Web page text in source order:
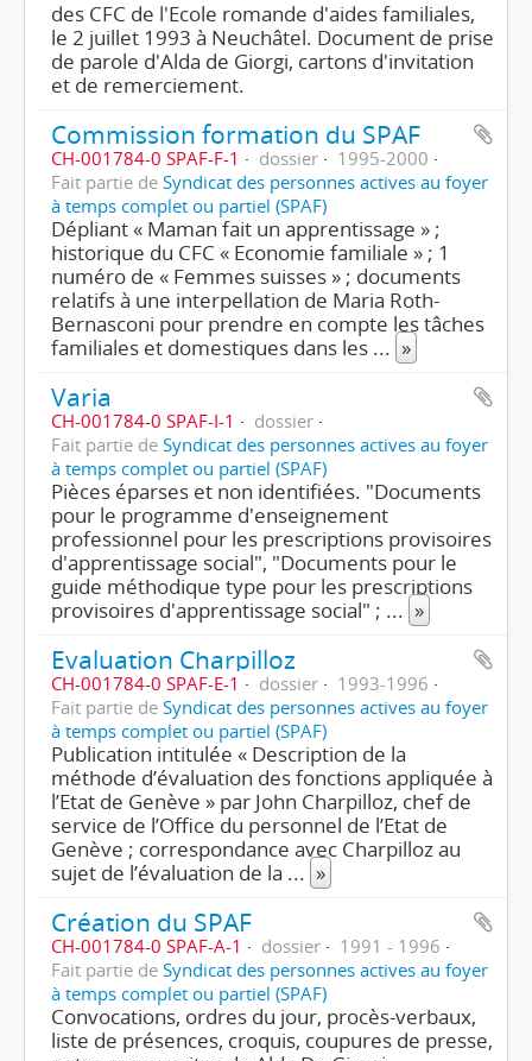
des CFC de l'Ecole romande d'aides familiales,
le 2 juillet 1993 à Neuchâtel. Document de prise
de parole d'Alda de Giorgi, cartons d'invitation
et de remerciement.
Commission formation du SPAF
CH-001784-0 SPAF-F-1 dossier
1995-2000
Fait partie de Syndicat des personnes actives au foyer
à temps complet ou partiel (SPAF)
Dépliant « Maman fait un apprentissage » ;
historique du CFC « Economie familiale » ; 1
numéro de « Femmes suisses » ; documents
relatifs à une interpellation de Maria Roth-
Bernasconi pour prendre en compte les tâches
familiales et domestiques dans les ... »
Varia
CH-001784-0 SPAF-I-1
dossier
Fait partie de Syndicat des personnes actives au foyer
à temps complet ou partiel (SPAF)
Pièces éparses et non identifiées. "Documents
pour le programme d'enseignement
professionnel pour les prescriptions provisoires
d'apprentissage social", "Documents pour le
guide méthodique type pour les prescriptions
provisoires d'apprentissage social" ; ... »
Evaluation Charpilloz
CH-001784-0 SPAF-E-1 dossier
1993-1996
Fait partie de Syndicat des personnes actives au foyer
à temps complet ou partiel (SPAF)
Publication intitulée « Description de la
méthode d’évaluation des fonctions appliquée à
l’Etat de Genève » par John Charpilloz, chef de
service de l’Office du personnel de l’Etat de
Genève ; correspondance avec Charpilloz au
sujet de l’évaluation de la ... »
Création du SPAF
CH-001784-0 SPAF-A-1 dossier
1991 - 1996
Fait partie de Syndicat des personnes actives au foyer
à temps complet ou partiel (SPAF)
Convocations, ordres du jour, procès-verbaux,
liste de présences, croquis, coupures de presse,